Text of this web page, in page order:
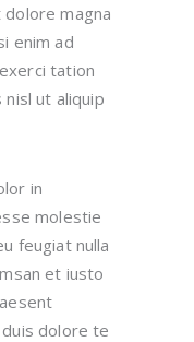
magna
enim ad
tation
ut aliquip
in
molestie
feugiat nulla
et iusto
dolore te